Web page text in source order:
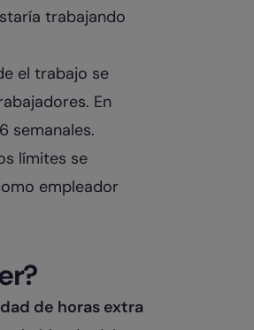
trabajando
el trabajo se
En
semanales.
límites se
empleador
de horas extra